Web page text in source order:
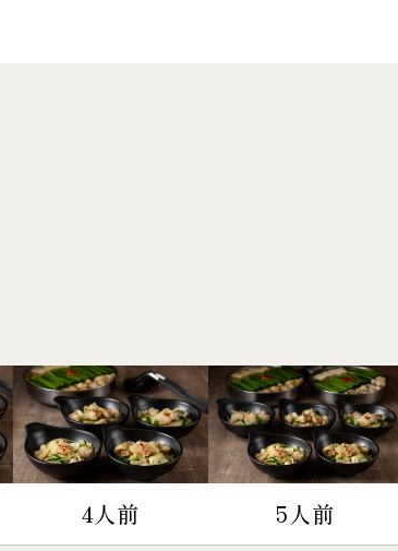
4人前 5人前